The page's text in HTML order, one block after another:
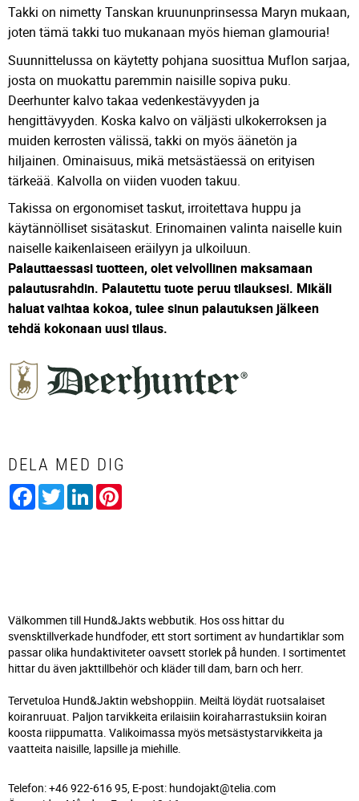
Takki on nimetty Tanskan kruununprinsessa Maryn mukaan,
joten tämä takki tuo mukanaan myös hieman glamouria!
Suunnittelussa on käytetty pohjana suosittua Muflon sarjaa,
josta on muokattu paremmin naisille sopiva puku.
Deerhunter kalvo takaa vedenkestävyyden ja
hengittävyyden. Koska kalvo on väljästi ulkokerroksen ja
muiden kerrosten välissä, takki on myös äänetön ja
hiljainen. Ominaisuus, mikä metsästäessä on erityisen
tärkeää. Kalvolla on viiden vuoden takuu.
Takissa on ergonomiset taskut, irroitettava huppu ja
käytännölliset sisätaskut. Erinomainen valinta naiselle kuin
naiselle kaikenlaiseen eräilyyn ja ulkoiluun.
Palauttaessasi tuotteen, olet velvollinen maksamaan
palautusrahdin. Palautettu tuote peruu tilauksesi. Mikäli
haluat vaihtaa kokoa, tulee sinun palautuksen jälkeen
tehdä kokonaan uusi tilaus.
DELA MED DIG
Facebook
TwitterLinkedIn
Välkommen till Hund&Jakts webbutik. Hos oss hittar du
svensktillverkade hundfoder, ett stort sortiment av hundartiklar som
passar olika hundaktiviteter oavsett storlek på hunden. I sortimentet
hittar du även jakttillbehör och kläder till dam, barn och herr.
Tervetuloa Hund&Jaktin webshoppiin. Meiltä löydät ruotsalaiset
koiranruuat. Paljon tarvikkeita erilaisiin koiraharrastuksiin koiran
koosta riippumatta. Valikoimassa myös metsästystarvikkeita ja
vaatteita naisille, lapsille ja miehille.
Telefon: +46 922-616 95, E-post: hundojakt@telia.com